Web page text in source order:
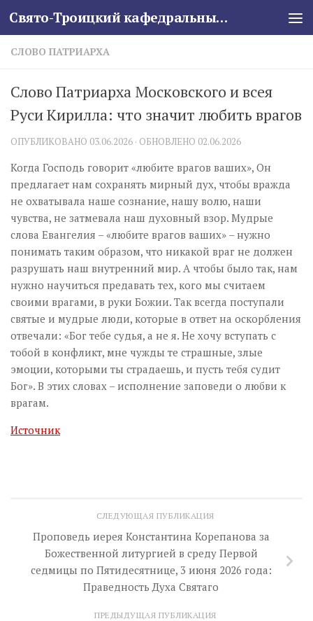
Skip to content Свято-Троицкий кафедральный собор
СЛОВО ПАТРИАРХА
Слово Патриарха Московского и всея
Руси Кирилла: что значит любить врагов
ОПУБЛИКОВАНО 03.06.2026 · ОБНОВЛЕНО 02.06.2026
Когда Господь говорит «любите врагов ваших», Он
предлагает нам сохранять мирный дух, чтобы вражда
не охватывала наше сознание, нашу волю, наши
чувства, не затмевала наш духовный взор. Мудрые
слова Евангелия – «любите врагов ваших» – нужно
понимать таким образом, что никакой враг не должен
разрушать наш внутренний мир. А чтобы было так, нам
нужно научиться предавать тех, кого мы считаем
своими врагами, в руки Божии. Так всегда поступали
святые и мудрые люди, которые в ответ на оскорбления
отвечали: «Бог тебе судья, а не я. Не хочу вступать с
тобой в конфликт, мне чужды те страшные, злые
эмоции, которыми ты страдаешь, и пусть тебя судит
Бог». В этих словах – исполнение заповеди о любви к
врагам.
Источник
СЛЕДУЮЩАЯ ПУБЛИКАЦИЯ
Проповедь иерея Константина Корепанова за
Божественной литургией в среду Первой
седмицы по Пятидесятнице, 3 июня 2026 года:
Праведность Духа Святаго
ПРЕДЫДУЩАЯ ПУБЛИКАЦИЯ